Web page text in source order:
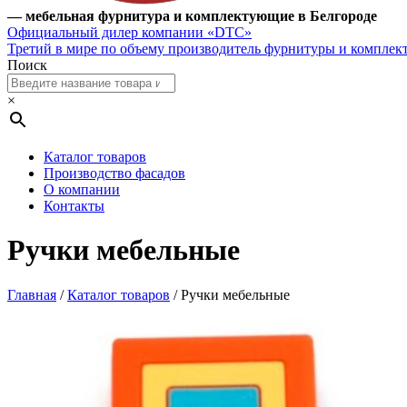
— мебельная фурнитура и комплектующие в Белгороде
Официальный дилер компании «DTC»
Третий в мире по объему производитель фурнитуры и
Поиск
×
Каталог товаров
Производство фасадов
О компании
Контакты
Ручки мебельные
Главная /Каталог товаров / Ручки мебельные